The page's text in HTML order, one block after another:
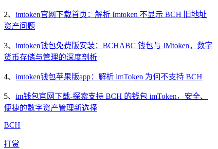
2、 imtoken官网下载首页：解析 Imtoken 不显示 BCH 旧地址
资产问题
3、 imtoken钱包免费版安装：BCHABC 钱包与 IMtoken，数字
货币存储与管理的深度剖析
4、 imtoken钱包苹果版app：解析 imToken 为何不支持 BCH
5、 im钱包官网下载-探索支持 BCH 的钱包 imToken，安全、
便捷的数字资产管理新选择
BCH
打赏